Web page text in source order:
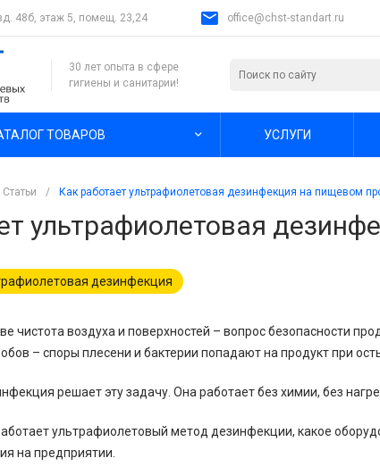
48б, этаж 5, помещ. 23,24 office@chst-standart.ru
30 лет опыта в сфере
гигиены и санитарии!
ТОВАРОВ УСЛУГИ
Статьи / Как работает ультрафиолетовая дезинфекция на пищевом
ультрафиолетовая
дезинфекция
чистота воздуха и поверхностей – вопрос безопасности
– споры плесени и бактерии попадают на продукт при
решает эту задачу. Она работает без химии, без
ультрафиолетовый метод дезинфекции, какое
на предприятии.